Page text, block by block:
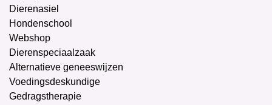
Dierenasiel
Hondenschool
Webshop
Dierenspeciaalzaak
Alternatieve geneeswijzen
Voedingsdeskundige
Gedragstherapie